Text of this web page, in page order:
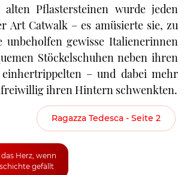
Pflastersteinen wurde jeden
Art Catwalk – es amüsierte sie, zu
unbeholfen gewisse Italienerinnen
Stöckelschuhen neben ihren
einhertrippelten – und dabei mehr
ihren Hintern schwenkten.
Ragazza Tedesca - Seite 2
Herz, wenn
gefällt